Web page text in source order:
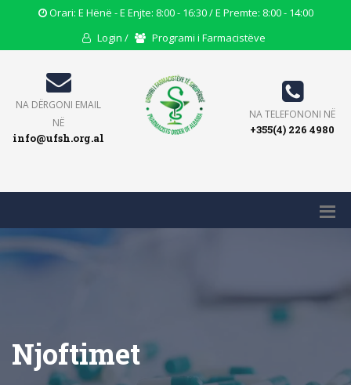
Opening
Orari: E Hënë - E Enjte: 8:00 - 16:30 / E Premte: 8:00 - 14:00
User
Login /
Users
Programi i Farmacistëve
Email
NA DËRGONI EMAIL
NË
info@ufsh.org.al
Phone
Icon
NA TELEFONONI NË
+355(4) 226 4980
Njoftimet